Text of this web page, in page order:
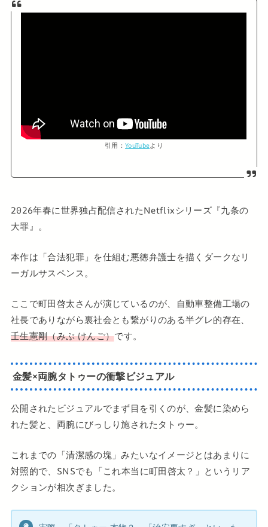
引用：YouTubeより
2026年春に世界独占配信されたNetflixシリーズ『九条の
大罪』。
本作は「合法犯罪」を仕組む悪徳弁護士を描くダークなリ
ーガルサスペンス。
ここで町田啓太さんが演じているのが、自動車整備工場の
社長でありながら裏社会とも繋がりのある半グレ的存在、
壬生憲剛（みぶ けんご）です。
金髪×両腕タトゥーの衝撃ビジュアル
公開されたビジュアルでまず目を引くのが、金髪に染めら
れた髪と、両腕にびっしり施されたタトゥー。
これまでの「清潔感の塊」みたいなイメージとはあまりに
対照的で、SNSでも「これ本当に町田啓太？」というリア
クションが相次ぎました。